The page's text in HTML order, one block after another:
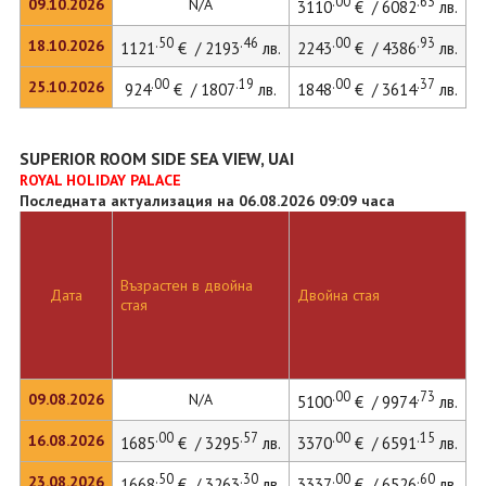
09.10.2026
18.10.2026
25.10.2026
N/A 3110 € / 6082
лв.
1121.50€ / 2193.46 лв. 2243.00€ / 4386.93 лв.
924.00€ / 1807.19 лв. 1848.00€ / 3614.37 лв.
SUPERIOR ROOM SIDE SEA VIEW, UAI
ROYAL HOLIDAY PALACE
Последната актуализация на 06.08.2026 09:09 часа
Дата
09.08.2026
16.08.2026
23.08.2026
Възрастен в двойна
стая
Двойна стая
N/A 5100.00€ / 9974.73 лв.
1685.00€ / 3295.57 лв. 3370.00€ / 6591.15 лв.
.50 .30 .00 .60